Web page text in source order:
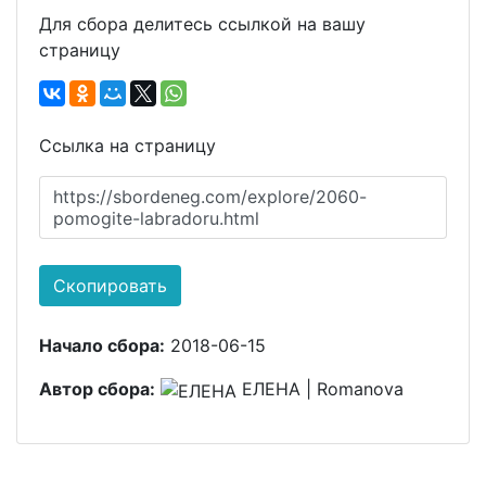
Для сбора делитесь ссылкой на вашу
страницу
Ссылка на страницу
https://sbordeneg.com/explore/2060-
pomogite-labradoru.html
Скопировать
Начало сбора: 2018-06-15
Автор сбора:
ЕЛЕНА | Romanova